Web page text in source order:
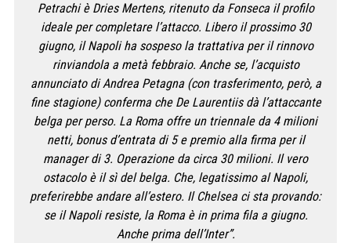
Petrachi è Dries Mertens, ritenuto da Fonseca il profilo
ideale per completare l’attacco. Libero il prossimo 30
giugno, il Napoli ha sospeso la trattativa per il rinnovo
rinviandola a metà febbraio. Anche se, l’acquisto
annunciato di Andrea Petagna (con trasferimento, però, a
fine stagione) conferma che De Laurentiis dà l’attaccante
belga per perso. La Roma offre un triennale da 4 milioni
netti, bonus d’entrata di 5 e premio alla firma per il
manager di 3. Operazione da circa 30 milioni. Il vero
ostacolo è il sì del belga. Che, legatissimo al Napoli,
preferirebbe andare all’estero. Il Chelsea ci sta provando:
se il Napoli resiste, la Roma è in prima fila a giugno.
Anche prima dell’Inter”.